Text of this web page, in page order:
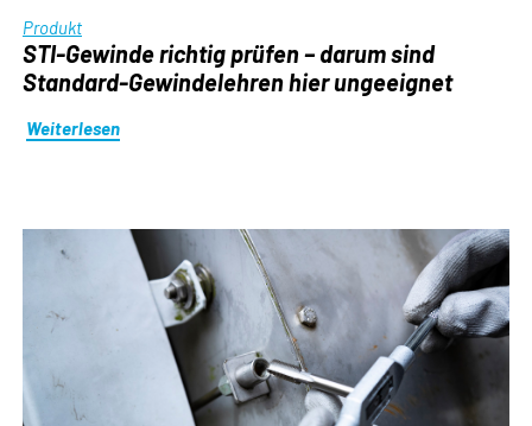
Produkt
STI-Gewinde richtig prüfen – darum sind
Standard-Gewindelehren hier ungeeignet
Weiterlesen